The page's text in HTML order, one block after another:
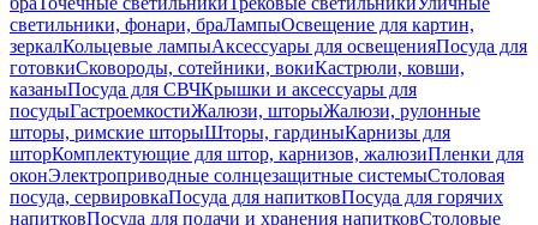
светильники, фонари, браЛампыОсвещение для картин,
зеркалКольцевые лампыАксессуары для освещенияПосуда для
готовкиСковороды, сотейники, вокиКастрюли, ковши,
казаныПосуда для СВЧКрышки и аксессуары для
посудыГастроемкостиЖалюзи, шторыЖалюзи, рулонные
шторы, римские шторыШторы, гардиныКарнизы для
шторКомплектующие для штор, карнизов, жалюзиПленки для
оконЭлектроприводные солнцезащитные системыСтоловая
посуда, сервировкаПосуда для напитковПосуда для горячих
напитковПосуда для подачи и хранения напитковСтоловые